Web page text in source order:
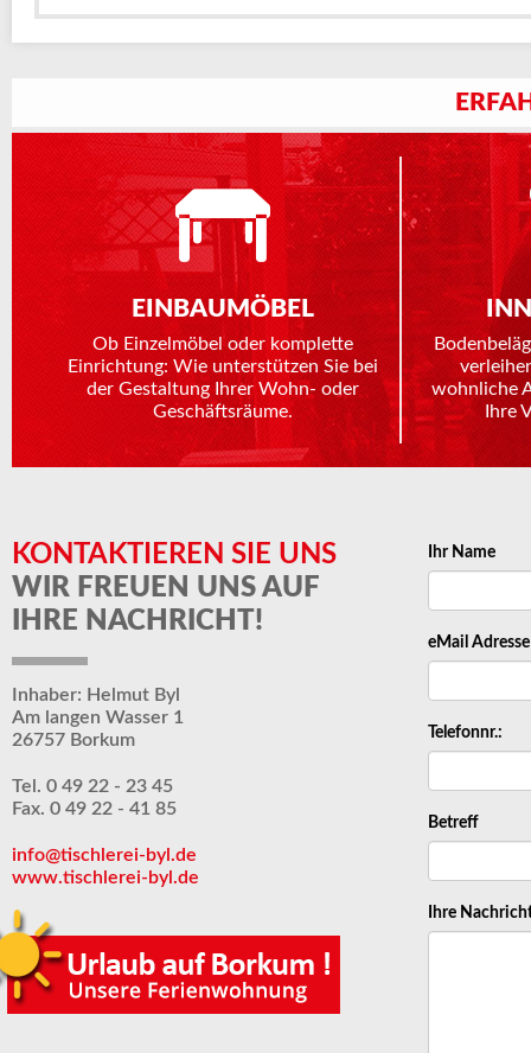
EINBAUMÖBEL
Ob Einzelmöbel oder komplette
Einrichtung: Wie unterstützen Sie bei
der Gestaltung Ihrer Wohn- oder
Geschäftsräume.
wohnliche
Ihre
KONTAKTIEREN SIE UNS
WIR FREUEN UNS AUF
IHRE NACHRICHT!
Inhaber: Helmut Byl
Am langen Wasser 1
26757 Borkum
Tel. 0 49 22 - 23 45
Fax. 0 49 22 - 41 85
info@tischlerei-byl.de
www.tischlerei-byl.de
Ihr Name
eMail Adresse
Telefonnr.:
Betreff
Ihre